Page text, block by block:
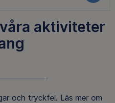
aktiviteter
och tryckfel. Läs mer om